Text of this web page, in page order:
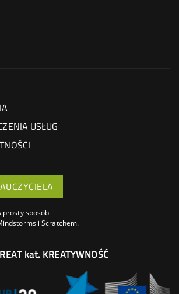
USŁUG
prosty sposób
i Scratchem.
kat. KREATYWNOŚĆ